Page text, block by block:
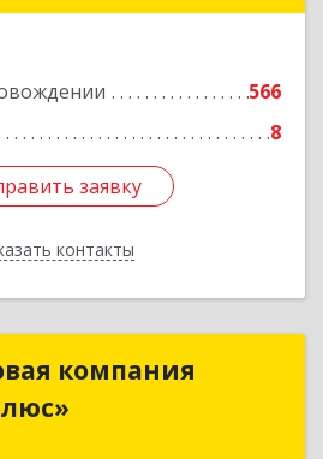
566
8
заявку
контакты
заявку
Назад
компаниякомпания
«РОВЕР-бух плюс»